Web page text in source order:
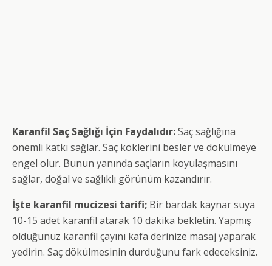
Karanfil Saç Sağlığı İçin Faydalıdır:Saç sağlığına
önemli katkı sağlar. Saç köklerini besler ve dökülmeye
engel olur. Bunun yanında saçların koyulaşmasını
sağlar, doğal ve sağlıklı görünüm kazandırır.
İşte karanfil mucizesi tarifi; Bir bardak kaynar suya
10-15 adet karanfil atarak 10 dakika bekletin. Yapmış
olduğunuz karanfil çayını kafa derinize masaj yaparak
yedirin. Saç dökülmesinin durduğunu fark edeceksiniz.